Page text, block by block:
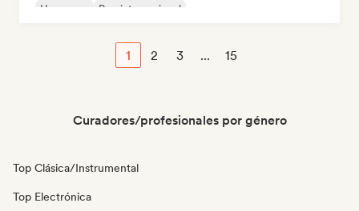
Hyperpop Pop internacional
1 2 3 ... 15
Curadores/profesionales por género
Top Clásica/Instrumental
Top Electrónica